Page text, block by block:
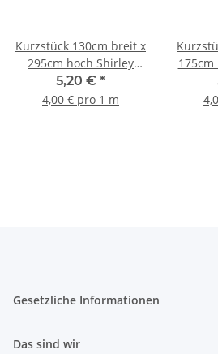
Kurzstück 130cm breit x
295cm hoch Shirley
Diolenstoff weiß
längststreifen
5,20 € *
4,00 € pro 1 m
Gesetzliche Informationen
Das sind wir